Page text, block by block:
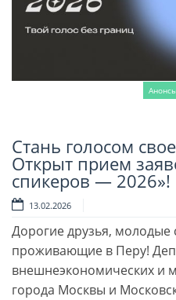
Анонсы
Читать
Стань голосом
Открыт прием
спикеров — 2026»!
13.02.2026
Дорогие друзья, молодые
проживающие в Перу!
внешнеэкономических и
города Москвы и